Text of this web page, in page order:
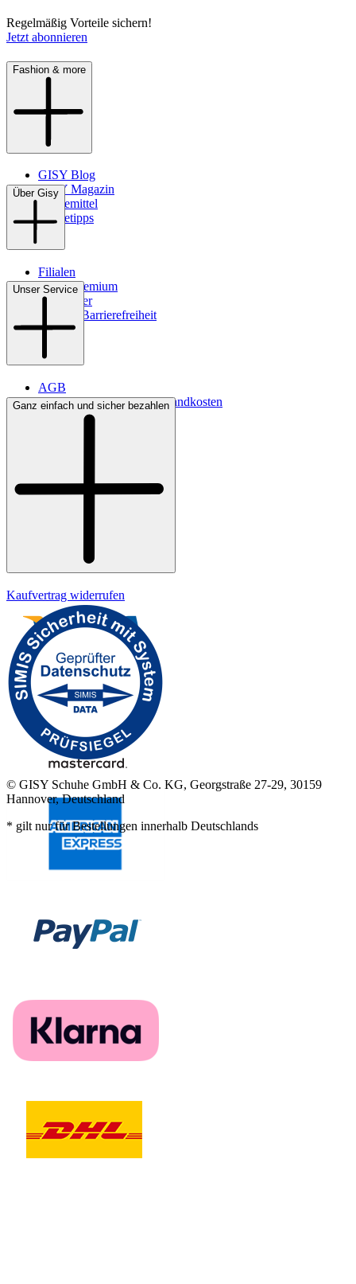
Regelmäßig Vorteile sichern!
Jetzt abonnieren
Fashion & more
GISY Blog
GISY Magazin
Pflegemittel
Pflegetipps
Über Gisy
Filialen
WMS-Premium
Newsletter
Digitale Barrierefreiheit
Unser Service
AGB
Lieferbedingungen & Versandkosten
Bezahlung
Ganz einfach und sicher bezahlen
Kaufvertrag widerrufen
© GISY Schuhe GmbH & Co. KG, Georgstraße 27-29, 30159
Hannover, Deutschland
* gilt nur für Bestellungen innerhalb Deutschlands